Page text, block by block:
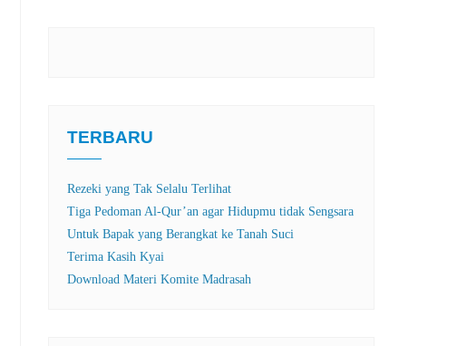
TERBARU
Rezeki yang Tak Selalu Terlihat
Tiga Pedoman Al-Qur’an agar Hidupmu tidak Sengsara
Untuk Bapak yang Berangkat ke Tanah Suci
Terima Kasih Kyai
Download Materi Komite Madrasah